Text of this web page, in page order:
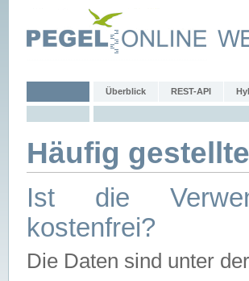
Überblick REST-API
Häufig
Ist die
kostenfrei?
Die Daten sind unter